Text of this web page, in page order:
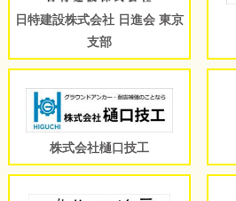
日特建設株式会社 日進会 東京
支部
株式会社樋口技工